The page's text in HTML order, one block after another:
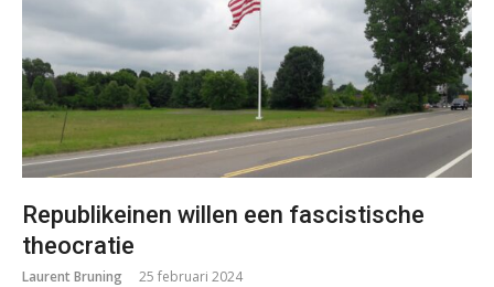
Republikeinen willen een fascistische
theocratie
Laurent Bruning 25 februari 2024